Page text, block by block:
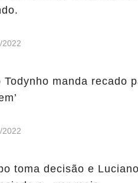
2022
Todynho manda recado
2022
toma decisão e